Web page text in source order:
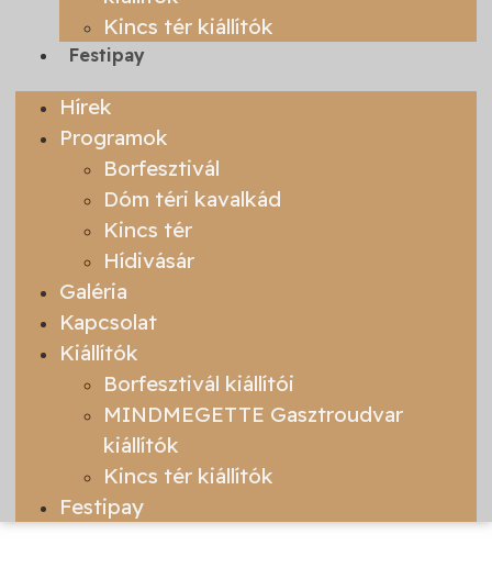
Kincs tér kiállítók
Festipay
Hírek
Programok
Borfesztivál
Dóm téri kavalkád
Kincs tér
Hídivásár
Galéria
Kapcsolat
Kiállítók
Borfesztivál kiállítói
MINDMEGETTE Gasztroudvar
kiállítók
Kincs tér kiállítók
Festipay